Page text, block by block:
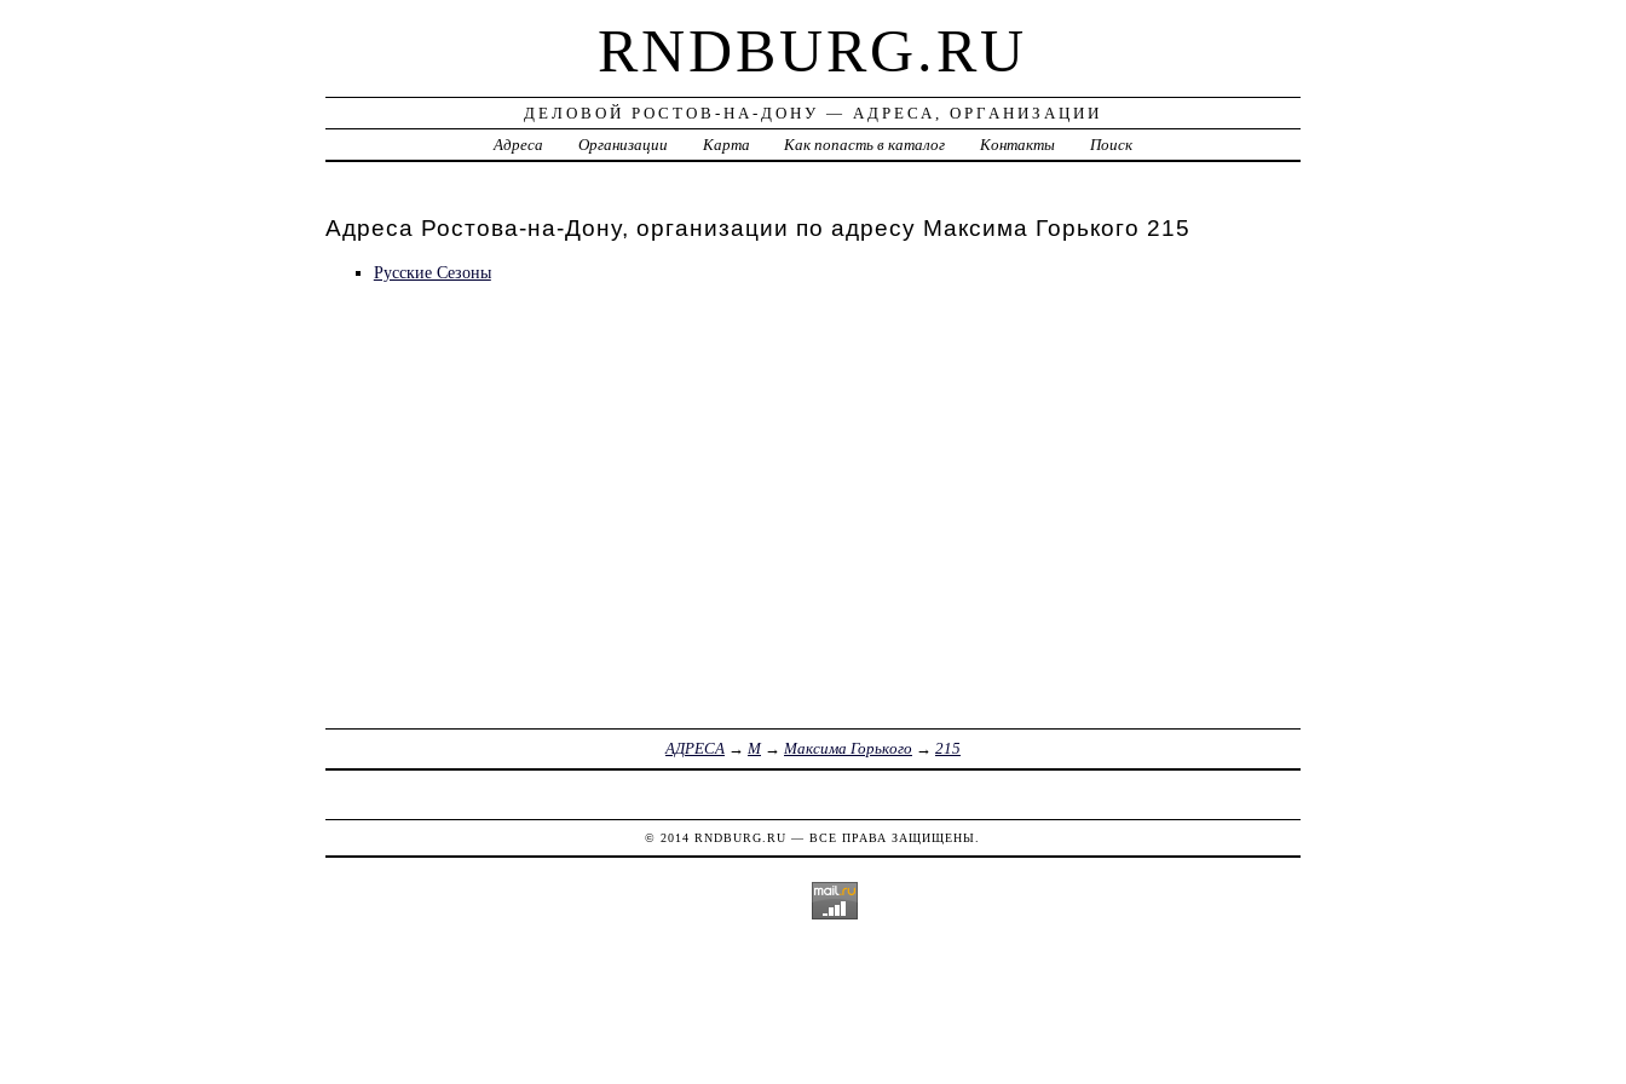
RNDBURG.RU
ДЕЛОВОЙ РОСТОВ-НА-ДОНУ — АДРЕСА, ОРГАНИЗАЦИИ
Адреса
Организации Карта Как попасть в каталог Контакты Поиск
Адреса Ростова-на-Дону, организации по адресу Максима Горького 215
Русские Сезоны
АДРЕСА→ М→ Максима Горького → 215
© 2014RNDBURG.RU — ВСЕ ПРАВА ЗАЩИЩЕНЫ.